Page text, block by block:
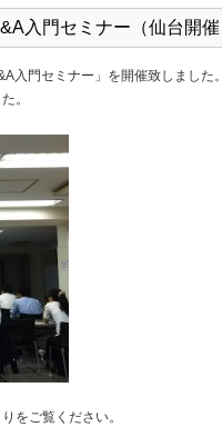
入門セミナー（仙台開
入門セミナー」を開催致しました
。
をご覧ください。